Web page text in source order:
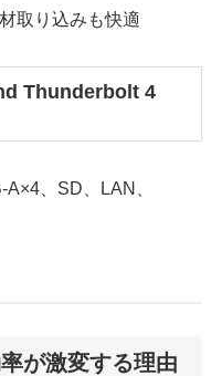
取り込みも快適
Thunderbolt 4
、SD、LAN、
が激変する理由